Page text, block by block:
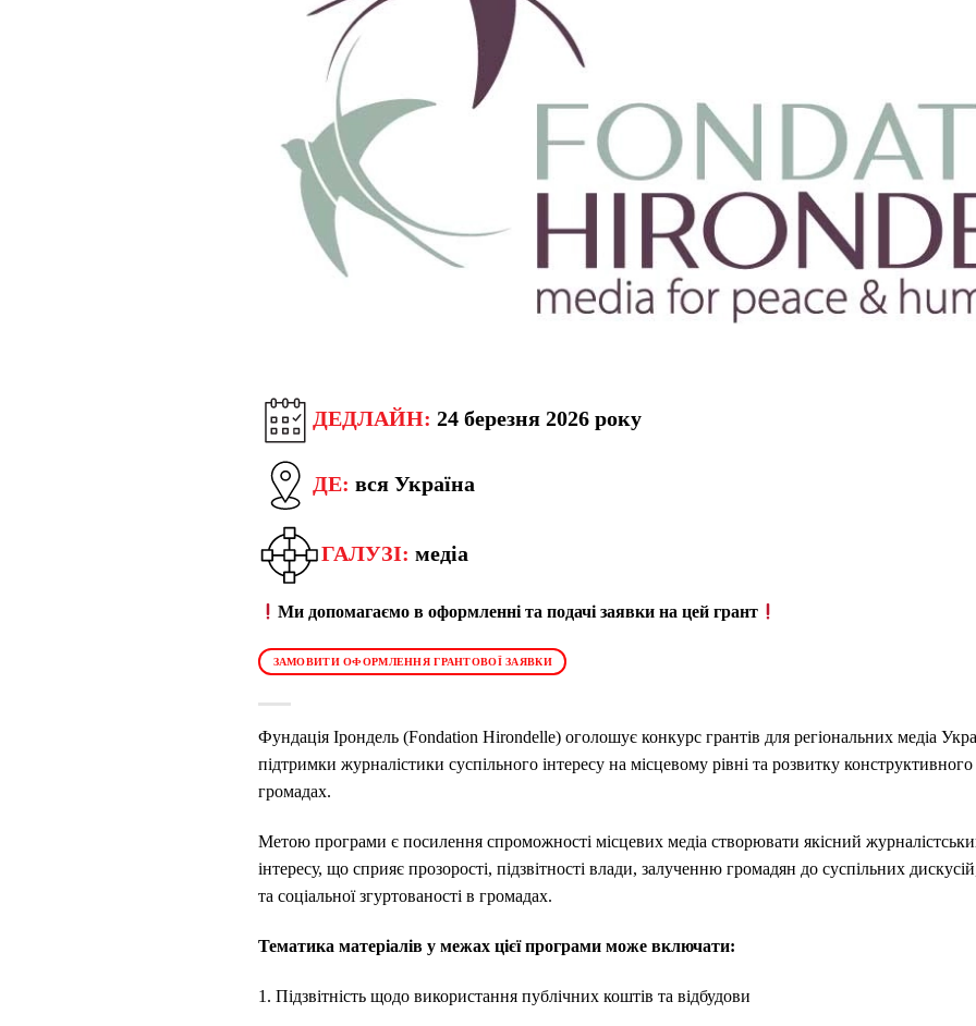
ДЕДЛАЙН: 24 березня 2026 року
ДЕ: вся Україна
ГАЛУЗІ: медіа
Ми допомагаємо в оформленні та подачі заявки на цей грант
ЗАМОВИТИ ОФОРМЛЕННЯ ГРАНТОВОЇ ЗАЯВКИ
Фундація Ірондель (Fondation Hirondelle) оголошує конкурс грантів для регіональних медіа
підтримки журналістики суспільного інтересу на місцевому рівні та розвитку
громадах.
Метою програми є посилення спроможності місцевих медіа створювати якісний
інтересу, що сприяє прозорості, підзвітності влади, залученню громадян до суспільних
та соціальної згуртованості в громадах.
Тематика матеріалів у межах цієї програми може включати:
1. Підзвітність щодо використання публічних коштів та відбудови